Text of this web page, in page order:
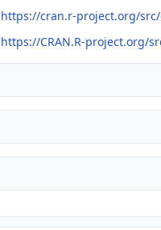
https://cran.r-project.org/src/
https://CRAN.R-project.org/